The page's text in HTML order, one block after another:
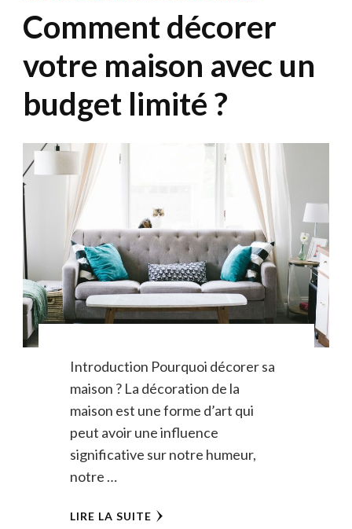
Comment décorer
votre maison avec un
budget limité ?
Introduction Pourquoi décorer sa
maison ? La décoration de la
maison est une forme d’art qui
peut avoir une influence
significative sur notre humeur,
notre …
LIRE LA SUITE